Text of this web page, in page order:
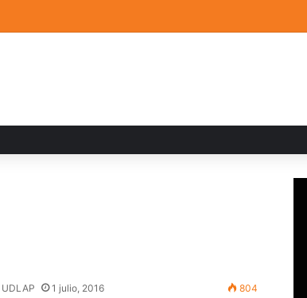
su acervo con nuevas obras de artistas emergentes
1 julio, 2016 804